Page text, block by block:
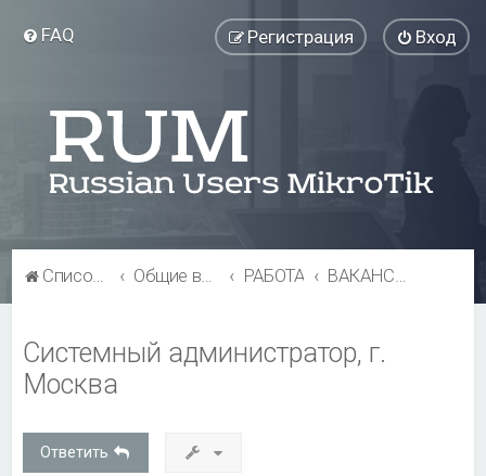
FAQ Вход
Регистрация
Список форумов Общие вопросы РАБОТА ВАКАНСИИ
Системный администратор, г.
Москва
Ответить